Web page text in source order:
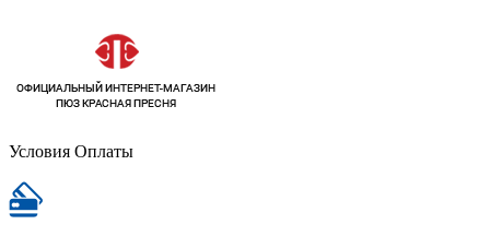
Условия Оплаты